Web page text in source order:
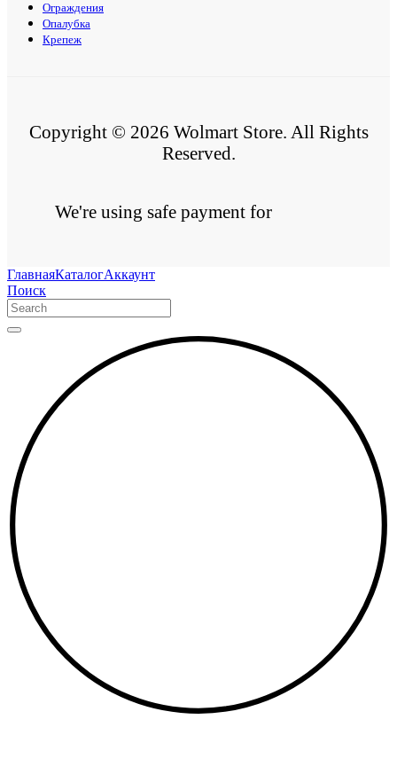
Ограждения
Опалубка
Крепеж
Copyright © 2026 Wolmart Store. All Rights
Reserved.
We're using safe payment for
ГлавнаяКаталогАккаунт
Поиск